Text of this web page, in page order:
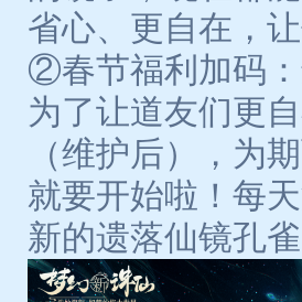
省心、更自在，
②春节福利加码
为了让道友们更
（维护后），为
就要开始啦！每
新的遗落仙镜孔雀